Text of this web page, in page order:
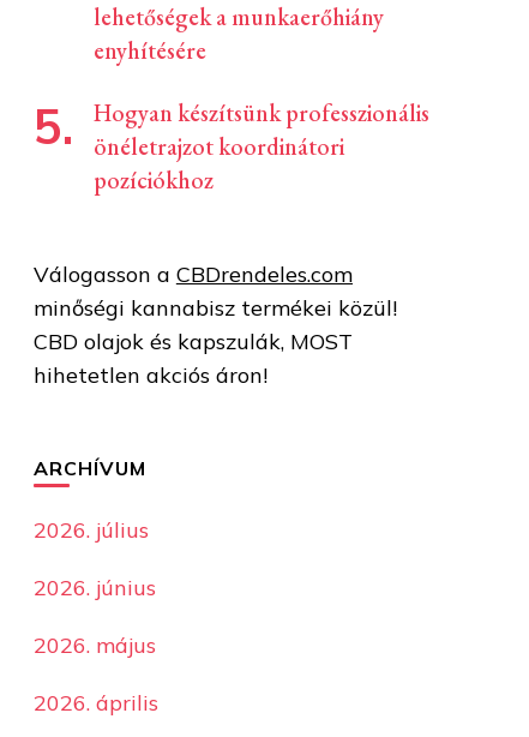
lehetőségek a munkaerőhiány
enyhítésére
Hogyan készítsünk professzionális
önéletrajzot koordinátori
pozíciókhoz
Válogasson a CBDrendeles.com
minőségi kannabisz termékei közül!
CBD olajok és kapszulák, MOST
hihetetlen akciós áron!
ARCHÍVUM
2026. július
2026. június
2026. május
2026. április